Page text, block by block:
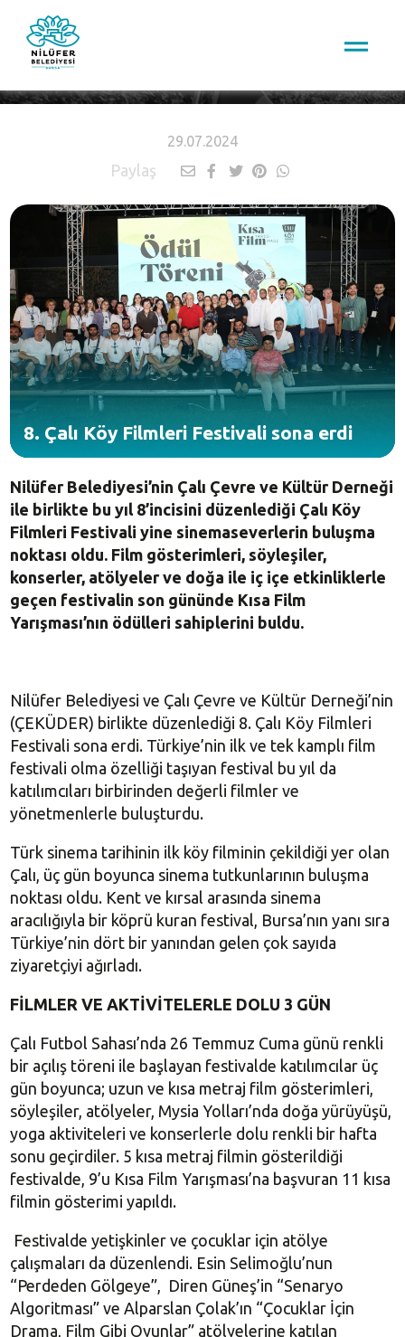
29.07.2024
Paylaş
8. Çalı Köy Filmleri Festivali sona erdi
Nilüfer Belediyesi’nin Çalı Çevre ve Kültür Derneği
ile birlikte bu yıl 8’incisini düzenlediği Çalı Köy
Filmleri Festivali yine sinemaseverlerin buluşma
noktası oldu. Film gösterimleri, söyleşiler,
konserler, atölyeler ve doğa ile iç içe etkinliklerle
geçen festivalin son gününde Kısa Film
Yarışması’nın ödülleri sahiplerini buldu.
Nilüfer Belediyesi ve Çalı Çevre ve Kültür Derneği’nin
(ÇEKÜDER) birlikte düzenlediği 8. Çalı Köy Filmleri
Festivali sona erdi. Türkiye’nin ilk ve tek kamplı film
festivali olma özelliği taşıyan festival bu yıl da
katılımcıları birbirinden değerli filmler ve
yönetmenlerle buluşturdu.
Türk sinema tarihinin ilk köy filminin çekildiği yer olan
Çalı, üç gün boyunca sinema tutkunlarının buluşma
noktası oldu. Kent ve kırsal arasında sinema
aracılığıyla bir köprü kuran festival, Bursa’nın yanı sıra
Türkiye’nin dört bir yanından gelen çok sayıda
ziyaretçiyi ağırladı.
FİLMLER VE AKTİVİTELERLE DOLU 3 GÜN
Çalı Futbol Sahası’nda 26 Temmuz Cuma günü renkli
bir açılış töreni ile başlayan festivalde katılımcılar üç
gün boyunca; uzun ve kısa metraj film gösterimleri,
söyleşiler, atölyeler, Mysia Yolları’nda doğa yürüyüşü,
yoga aktiviteleri ve konserlerle dolu renkli bir hafta
sonu geçirdiler. 5 kısa metraj filmin gösterildiği
festivalde, 9’u Kısa Film Yarışması’na başvuran 11 kısa
filmin gösterimi yapıldı.
Festivalde yetişkinler ve çocuklar için atölye
çalışmaları da düzenlendi. Esin Selimoğlu’nun
“Perdeden Gölgeye”, Diren Güneş’in “Senaryo
Algoritması” ve Alparslan Çolak’ın “Çocuklar İçin
Drama, Film Gibi Oyunlar” atölyelerine katılan